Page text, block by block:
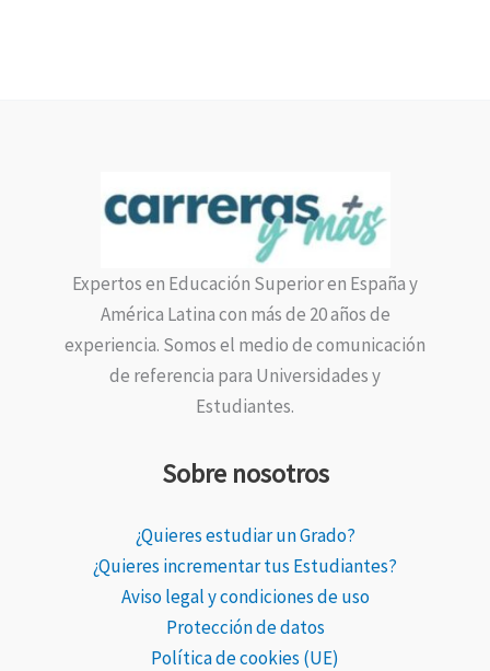
Expertos en Educación Superior en España y
América Latina con más de 20 años de
experiencia. Somos el medio de comunicación
de referencia para Universidades y
Estudiantes.
Sobre nosotros
¿Quieres estudiar un Grado?
¿Quieres incrementar tus Estudiantes?
Aviso legal y condiciones de uso
Protección de datos
Política de cookies (UE)